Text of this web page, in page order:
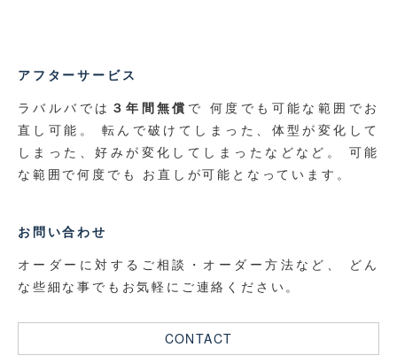
アフターサービス
ラバルバでは ３年間無償 で 何度でも可能な範囲でお
直し可能。 転んで破けてしまった、体型が変化して
しまった、好みが変化してしまったなどなど。 可能
な範囲で何度でも お直しが可能となっています。
お問い合わせ
オーダーに対するご相談・オーダー方法など、 どん
な些細な事でもお気軽にご連絡ください。
CONTACT